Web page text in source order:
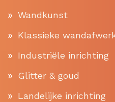
Wandkunst
Klassieke
Industriële inrichting
Glitter & goud
Landelijke inrichting